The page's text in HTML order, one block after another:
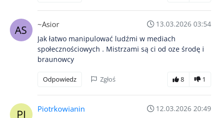
~Asior
13.03.2026 03:54
Jak łatwo manipulować ludźmi w mediach
społecznościowych . Mistrzami są ci od oze środę i
braunowcy
Odpowiedz Zgłoś 8 1
Piotrkowianin
12.03.2026 20:49